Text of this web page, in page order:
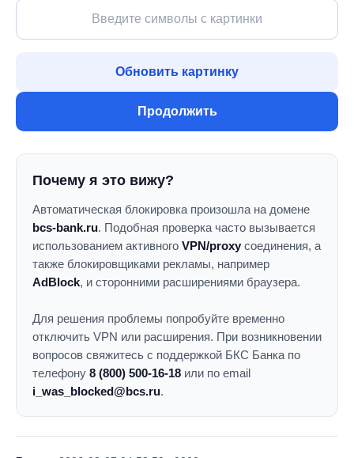
Обновить картинку
Продолжить
Почему я это вижу?
Автоматическая блокировка произошла на домене
bcs-bank.ru. Подобная проверка часто вызывается
использованием активного VPN/proxy соединения, а
также блокировщиками рекламы, например
AdBlock, и сторонними расширениями браузера.
Для решения проблемы попробуйте временно
отключить VPN или расширения. При возникновении
вопросов свяжитесь с поддержкой БКС Банка по
телефону 8 (800) 500-16-18 или по email
i_was_blocked@bcs.ru.